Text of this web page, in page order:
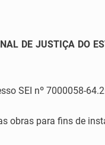
DE JUSTIÇA DO
SEI nº 7000058-
obras para fins de